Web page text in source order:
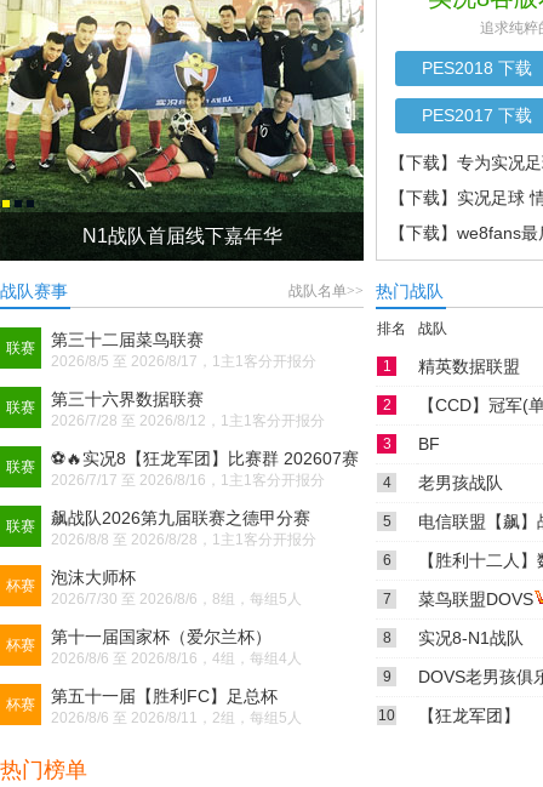
N1战队首届线下嘉年华 第一届网络大
追求纯粹
PES2018 下载
PES2017 下载
【下载】专为实况
【下载】实况足球
【下载】we8fans
完全实况为大家提供
战队赛事 战队名单>>
联赛 第三十二届菜鸟联赛
2026/8/5 至 2026/8/17，1主1客分开报分
联赛 第三十六界数据联赛
2026/7/28 至 2026/8/12，1主1客分开报分
联赛
⚽🔥实况8【狂龙军团】比赛群 202607赛
季冠军联赛
2026/7/17 至 2026/8/16，1主1客分开报分
联赛 飙战队2026第九届联赛之德甲分赛
2026/8/8 至 2026/8/28，1主1客分开报分
杯赛 泡沫大师杯
2026/7/30 至 2026/8/6，8组，每组5人
杯赛 第十一届国家杯（爱尔兰杯）
2026/8/6 至 2026/8/16，4组，每组4人
杯赛 第五十一届【胜利FC】足总杯
2026/8/6 至 2026/8/11，2组，每组5人
热门战队
排名 战队
1 精英数据联盟
2 【CCD】冠军(
3 BF
4 老男孩战队
5 电信联盟【飙】
6 【胜利十二人
7 菜鸟联盟DOVS
8 实况8-N1战队
9 DOVS老男孩俱
10 【狂龙军团】
热门榜单